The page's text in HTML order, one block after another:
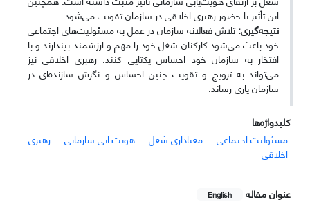
این تأثیر با حضور رهبری اخلاقی در سازمان تقویت می‌شود.
نتیجه‌گیری: تلاش فعالانه سازمان در عمل به مسئولیت‌های اجتماعی
خود باعث می‌شود کارکنان شغل خود را مهم و ارزشمند بپندارند و با
افتخار به سازمان خود احساس یکتایی کنند. رهبری اخلاقی نیز
می‌تواند به ترویج و تقویت چنین احساس و نگرش سازنده‌ای در
سازمان یاری رساند.
کلیدواژه‌ها
مسئولیت اجتماعی
معناداری شغل هویت‌یابی سازمانی
رهبری
اخلاقی
عنوان مقاله English